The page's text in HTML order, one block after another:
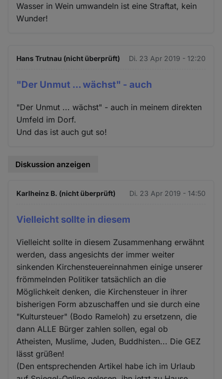
Wasser in Wein umwandeln ist eine Straftat, kein
Wunder!
Hans Trutnau (nicht überprüft) Di. 23 Apr 2019 - 12:20
"Der Unmut ... wächst" - auch
"Der Unmut ... wächst" - auch in meinem direkten
Umfeld im Dorf.
Und das ist auch gut so!
Diskussion anzeigen
Karlheinz B. (nicht überprüft) Di. 23 Apr 2019 - 14:50
Vielleicht sollte in diesem
Vielleicht sollte in diesem Zusammenhang erwähnt
werden, dass angesichts der immer weiter
sinkenden Kirchensteuereinnahmen einige unserer
frömmelnden Politiker tatsächlich an die
Möglichkeit denken, die Kirchensteuer in ihrer
bisherigen Form abzuschaffen und sie durch eine
"Kultursteuer" (Bodo Rameloh) zu ersetzenn, die
dann ALLE Bürger zahlen sollen, egal ob
Atheisten, Muslime, Juden, Buddhisten... Die GEZ
lässt grüßen!
(Den entsprechenden Artikel habe ich im Urlaub